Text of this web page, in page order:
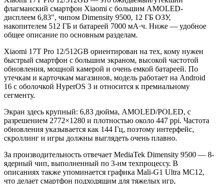
флагманский смартфон Xiaomi с большим AMOLED-
дисплеем 6,83", чипом Dimensity 9500, 12 ГБ ОЗУ,
накопителем 512 ГБ и батареей 7000 мА·ч. Ниже — удобное
общее описание по основным разделам.
Xiaomi 17T Pro 12/512GB ориентирован на тех, кому нужен
быстрый смартфон с большим экраном, высокой частотой
обновления, мощной камерой и очень емкой батареей. По
утечкам и карточкам магазинов, модель работает на Android
16 с оболочкой HyperOS 3 и относится к премиальному
сегменту.
Экран здесь крупный: 6,83 дюйма, AMOLED/POLED, с
разрешением 2772×1280 и плотностью около 447 ppi. Частота
обновления указываeтся как 144 Гц, поэтому интерфейс,
скроллинг и игры должны выглядеть очень плавно.
За производительность отвечает MediaTek Dimensity 9500 — 8-
ядерный чип, выполненный по 3-нм техпроцессу. В
описаниях также упоминается графика Mali-G1 Ultra MC12,
что делает смартфон подходящим для тяжелых игр,